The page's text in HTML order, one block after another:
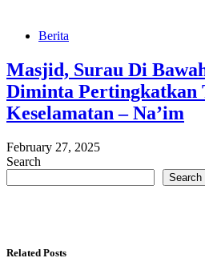
Berita
Masjid, Surau Di
Diminta Pertingkatkan
Keselamatan – Na’im
February 27, 2025
Search
Search
Related Posts